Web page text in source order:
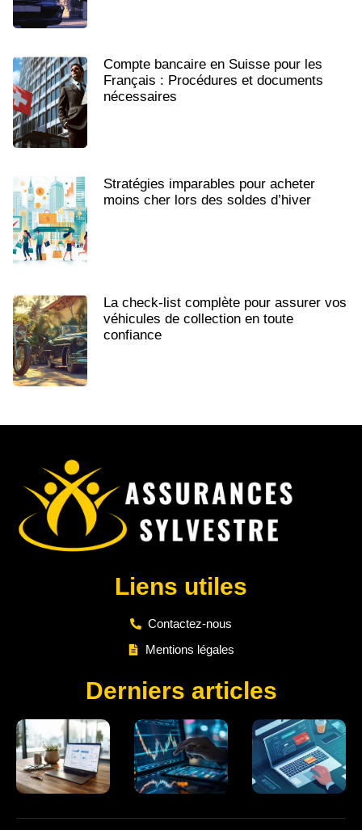
Compte bancaire en Suisse pour les
Français : Procédures et documents
nécessaires
Stratégies imparables pour acheter
moins cher lors des soldes d’hiver
La check-list complète pour assurer vos
véhicules de collection en toute
confiance
Liens utiles
Contactez-nous
Mentions légales
Derniers articles